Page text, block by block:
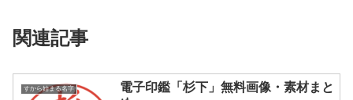
関連記事
すから始まる名字
電子印鑑「杉下」無料画像・素材まと